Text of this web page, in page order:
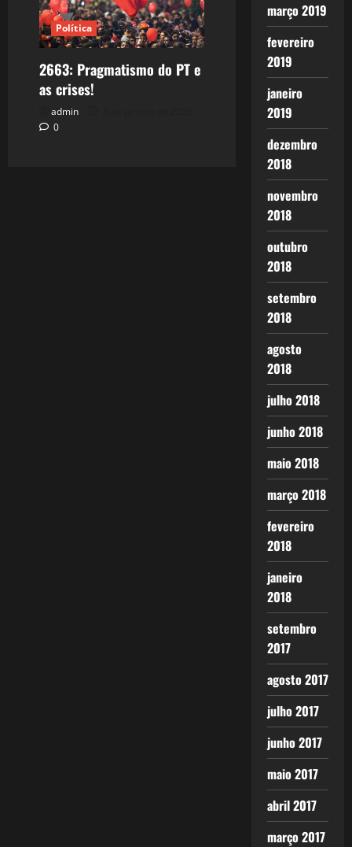
Política
2663: Pragmatismo do PT e
as crises!
admin
0
março 2019
fevereiro
2019
janeiro
2019
dezembro
2018
novembro
2018
outubro
2018
setembro
2018
agosto
2018
julho 2018
junho 2018
maio 2018
março 2018
fevereiro
2018
janeiro
2018
setembro
2017
agosto 2017
julho 2017
junho 2017
maio 2017
abril 2017
março 2017